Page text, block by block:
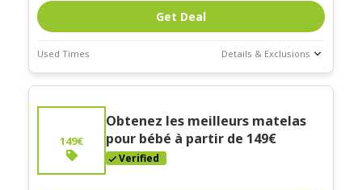
Get Deal
Used Times Details & Exclusions
Deal Stats
Expires:
149€
Obtenez les meilleurs matelas
pour bébé à partir de 149€
Verified